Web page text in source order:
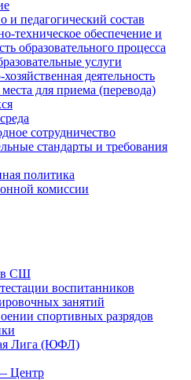
и педагогический состав
техническое обеспечение и
образовательного процесса
услуги
деятельность
для приема (перевода)
сотрудничество
стандарты и требования
политика
комиссии
в СШ
воспитанников
занятий
спортивных разрядов
Лига (ЮФЛ)
Центр